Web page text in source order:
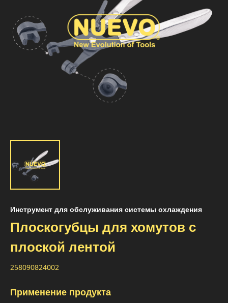
Инструмент для обслуживания системы охлаждения
Плоскогубцы для хомутов с
плоской лентой
258090824002
Применение продукта